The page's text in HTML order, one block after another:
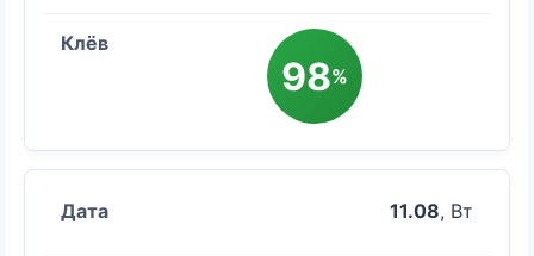
98%
11.08, Вт